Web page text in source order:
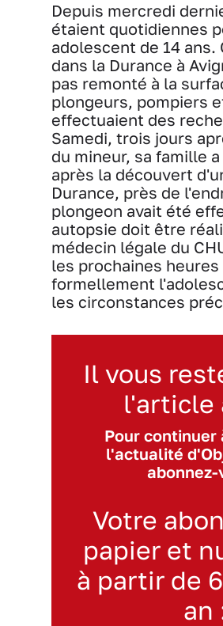
Depuis mercredi
étaient quotidiennes
adolescent de 14 ans.
dans la Durance à
pas remonté à la
plongeurs, pompiers
effectuaient des
Samedi, trois jours
du mineur, sa famille
après la découvert
Durance, près de
plongeon avait été
autopsie doit être
médecin légale du
les prochaines
formellement
les circonstances
Il vous
l'article
Pour continuer
l'actualité
abonnez-
Votre
papier et
à partir de
an